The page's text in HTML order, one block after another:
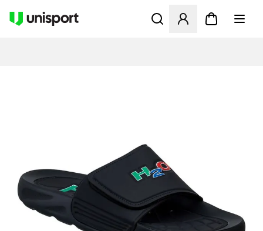
Åbner en Modal til at